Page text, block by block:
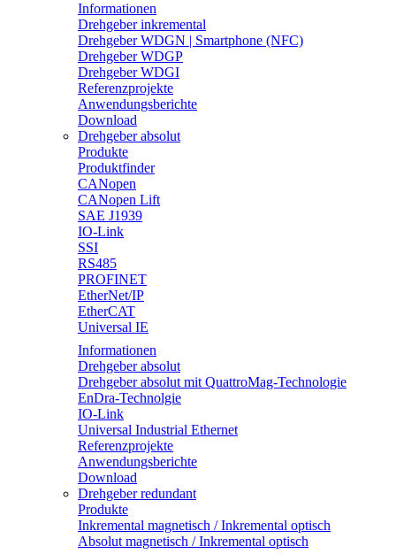
Informationen
Drehgeber inkremental
Drehgeber WDGN | Smartphone (NFC)
Drehgeber WDGP
Drehgeber WDGI
Referenzprojekte
Anwendungsberichte
Download
Drehgeber absolut
Produkte
Produktfinder
CANopen
CANopen Lift
SAE J1939
IO-Link
SSI
RS485
PROFINET
EtherNet/IP
EtherCAT
Universal IE
Informationen
Drehgeber absolut
Drehgeber absolut mit QuattroMag-Technologie
EnDra-Technolgie
IO-Link
Universal Industrial Ethernet
Referenzprojekte
Anwendungsberichte
Download
Drehgeber redundant
Produkte
Inkremental magnetisch / Inkremental optisch
Absolut magnetisch / Inkremental optisch